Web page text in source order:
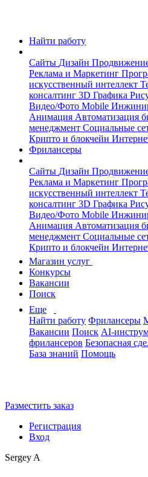
Найти работу
Сайты Дизайн
Реклама и Маркетинг
искусственный интеллект
консалтинг 3D Графика
Видео/Фото Mobile
Анимация Автоматизация
менеджмент Социальные
Крипто и блокчейн
Фрилансеры
Сайты Дизайн
Реклама и Маркетинг
искусственный интеллект
консалтинг 3D Графика
Видео/Фото Mobile
Анимация Автоматизация
менеджмент Социальные
Крипто и блокчейн
Магазин услуг
Конкурсы
Вакансии
Поиск
Еще
Найти работу Фрилансеры
Вакансии Поиск AI-
фрилансеров Безопасная
База знаний Помощь
Разместить заказ
Регистрация
Вход
Sergey A